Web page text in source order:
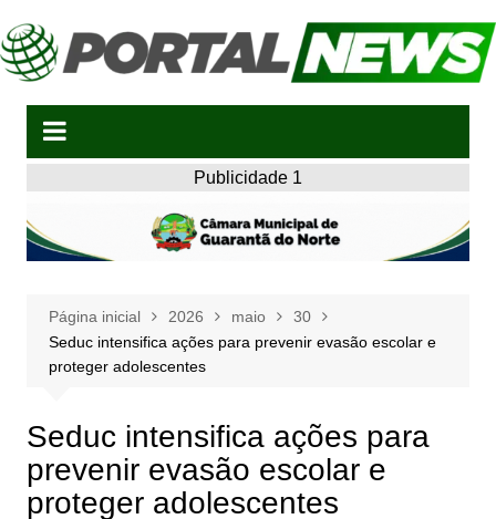
para
o
Publicidade 1
Página inicial 2026 maio
30
Seduc intensifica ações para prevenir evasão escolar e
proteger adolescentes
Seduc intensifica ações para
prevenir evasão escolar e
proteger adolescentes